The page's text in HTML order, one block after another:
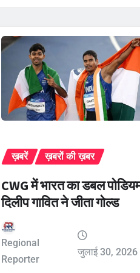
ख़बरें ख़बरों की ख़बर
CWG में भारत का डबल
दिलीप गावित ने जीता गोल्ड
Regional
Reporter
जुलाई 30, 2026